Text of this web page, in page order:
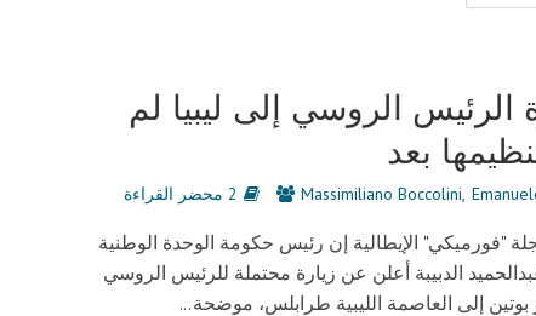
الرئيس الروسي إلى ليبيا لم
بعد
Massimiliano Boccolini 2 محضر القراءة
"فورميكي" الإيطالية إن رئيس حكومة الوحدة الوطنية
عبدالحميد الدبيبة أعلن عن زيارة محتملة للرئيس الروسي
بوتين إلى العاصمة الليبية طرابلس، موضحة...